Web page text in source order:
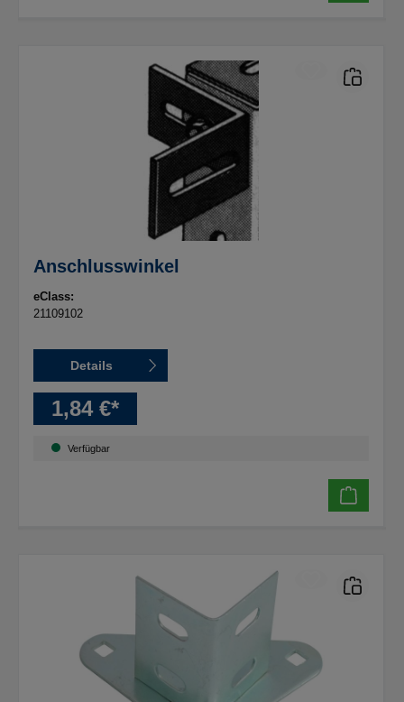
Anschlusswinkel
eClass:
21109102
Details
1,84 €*
Verfügbar